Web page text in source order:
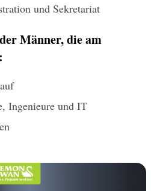
und Sekretariat
Männer, die am
Ingenieure und IT